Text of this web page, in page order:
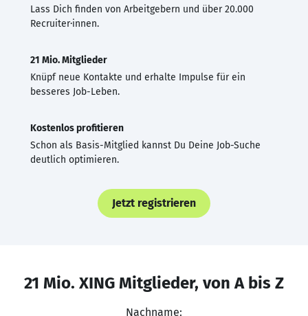
Lass Dich finden von Arbeitgebern und über 20.000
Recruiter·innen.
21 Mio. Mitglieder
Knüpf neue Kontakte und erhalte Impulse für ein
besseres Job-Leben.
Kostenlos profitieren
Schon als Basis-Mitglied kannst Du Deine Job-Suche
deutlich optimieren.
Jetzt registrieren
21 Mio. XING Mitglieder, von A bis Z
Nachname: